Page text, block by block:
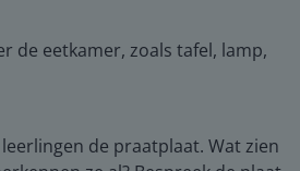
de eetkamer, zoals tafel, lamp,
de praatplaat. Wat zien